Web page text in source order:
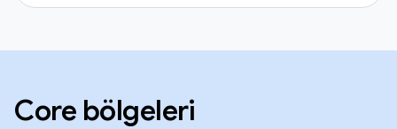
Core bölgeleri